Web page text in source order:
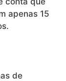
apenas 15
de